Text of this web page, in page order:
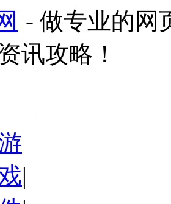
- 做专业的网
讯攻略！
|